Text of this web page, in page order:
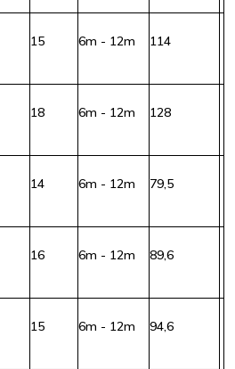
15 6m - 12m 114
18 6m - 12m 128
14 6m - 12m 79,5
16 6m - 12m 89,6
15 6m - 12m 94,6